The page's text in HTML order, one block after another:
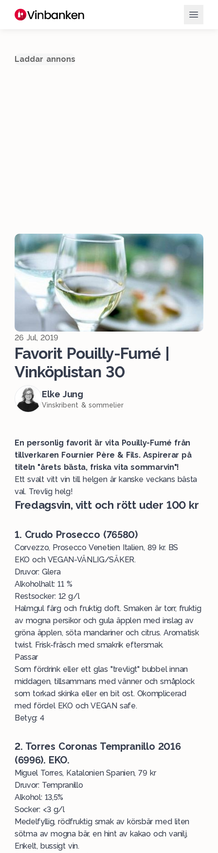
Laddar annons
26 Jul, 2019
Favorit Pouilly-Fumé |
Vinköplistan 30
Elke Jung
Vinskribent & sommelier
En personlig favorit är vita Pouilly-Fumé från
tillverkaren Fournier Père & Fils. Aspirerar på
titeln "årets bästa, friska vita sommarvin"!
Ett svalt vitt vin till helgen är kanske veckans bästa
val. Trevlig helg!
Fredagsvin, vitt och rött uder 100 kr
1. Crudo Prosecco (76580)
Corvezzo, Prosecco Venetien Italien, 89 kr. BS
EKO och VEGAN-VÄNLIG/SÄKER.
Druvor: Glera
Alkoholhalt: 11 %
Restsocker: 12 g/l
Halmgul färg och fruktig doft. Smaken är torr, fruktig
av mogna persikor och gula äpplen med inslag av
gröna äpplen, söta mandariner och citrus. Aromatisk
twist. Frisk-fräsch med smakrik eftersmak.
Passar
Som fördrink eller ett glas "trevligt" bubbel innan
middagen, tillsammans med vänner och småplock
som torkad skinka eller en bit ost. Okomplicerad
med fördel EKO och VEGAN safe.
Betyg: 4
2. Torres Coronas Tempranillo 2016
(6996). EKO.
Miguel Torres, Katalonien Spanien, 79 kr
Druvor: Tempranillo
Alkohol: 13,5%
Socker: <3 g/l
Medelfyllig, rödfruktig smak av körsbär med liten
sötma av mogna bär, en hint av kakao och vanilj.
Enkelt, bussigt vin.